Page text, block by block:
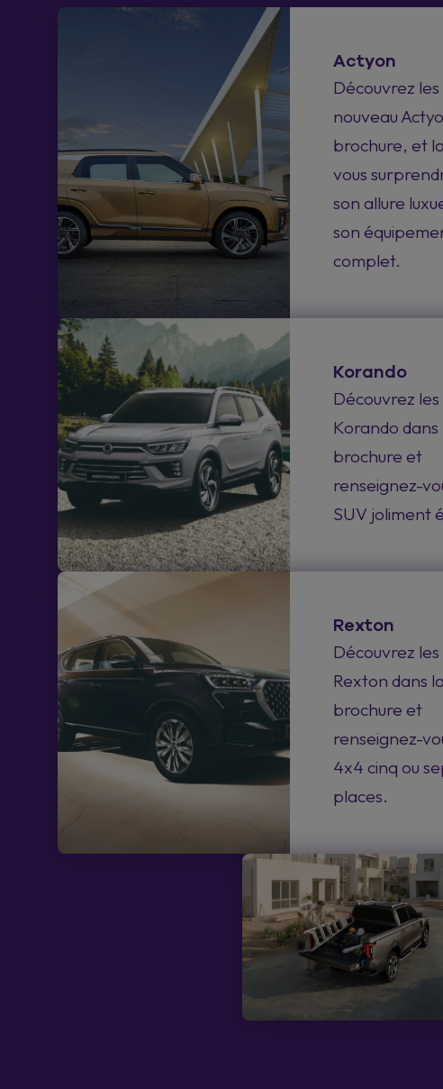
Actyon
Découvrez les
nouveau
brochure, et
vous
son allure
son
complet.
Korando
Découvrez les
Korando dans
brochure et
renseignez-
SUV joliment
Rexton
Découvrez les
Rexton dans la
brochure et
renseignez-
4x4 cinq ou
places.